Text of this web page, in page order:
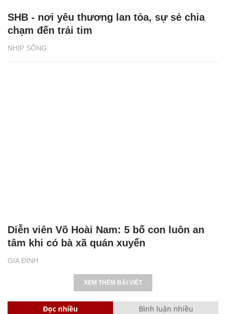
NHỊP SỐNG
SHB - nơi yêu thương lan tỏa, sự sẻ chia
chạm đến trái tim
GIA ĐÌNH
Diễn viên Võ Hoài Nam: 5 bố con luôn an
tâm khi có bà xã quán xuyến
XEM THÊM BÀI VIẾT
Đọc nhiều Bình luận nhiều